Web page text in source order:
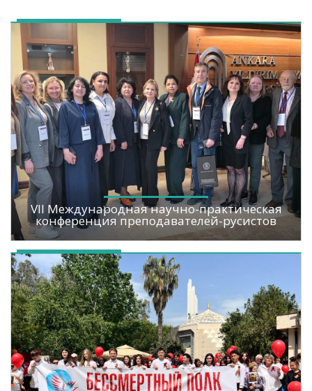
VII Международная научно-практическая
конференция преподавателей-русистов